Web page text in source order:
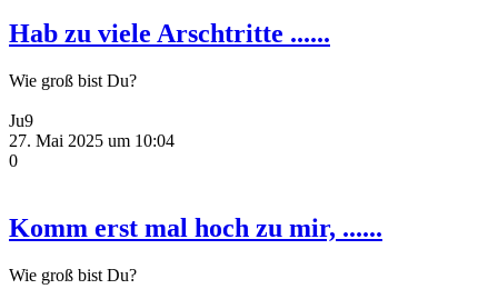
Hab zu viele Arschtritte ......
Wie groß bist Du?
Ju9
27. Mai 2025 um 10:04
0
Komm erst mal hoch zu mir, ......
Wie groß bist Du?